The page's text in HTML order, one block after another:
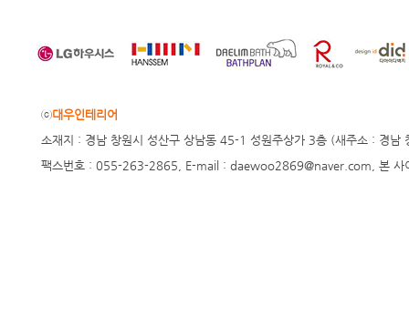
ⓒ대우인테리어
소재지 : 경남 창원시 성산구 상남동 45-1 성원주상가 3층 (새주소 :
팩스번호 : 055-263-2865, E-mail : daewoo2869@naver.com, 본 사이